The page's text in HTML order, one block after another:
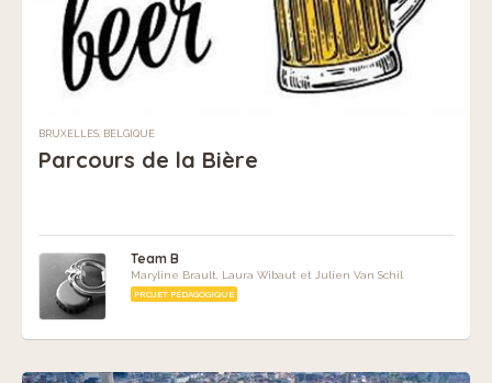
BRUXELLES, BELGIQUE
Parcours de la Bière
Team B
Maryline Brault, Laura Wibaut et Julien Van Schil
PROJET PÉDAGOGIQUE